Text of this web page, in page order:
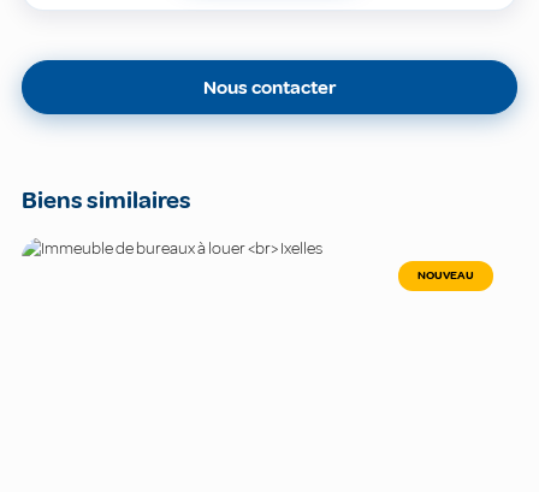
Nous contacter
Biens similaires
NOUVEAU